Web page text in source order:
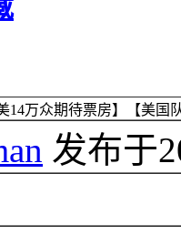
14万众期待票房】【美国
发布于